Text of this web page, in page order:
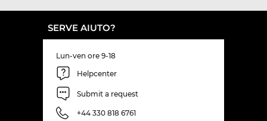
SERVE AIUTO?
Lun-ven ore 9-18
Helpcenter
Submit a request
+44 330 818 6761